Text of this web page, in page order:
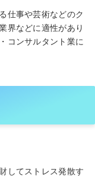
仕事や芸術などのク
界などに適性があり
コンサルタント業に
してストレス発散す